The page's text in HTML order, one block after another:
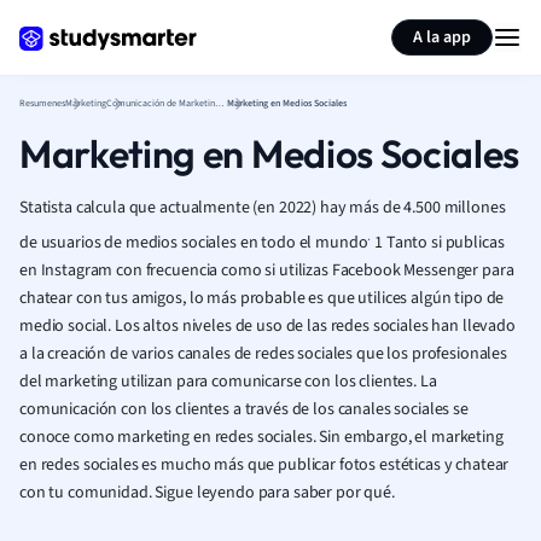
A la app
ResumenesMarketing Comunicación de Marketing Integrada Marketing en Medios Sociales
Marketing en Medios Sociales
Statista calcula que actualmente (en 2022) hay más de 4.500 millones
de usuarios de medios sociales en todo el mundo. 1 Tanto si publicas
en Instagram con frecuencia como si utilizas Facebook Messenger para
chatear con tus amigos, lo más probable es que utilices algún tipo de
medio social. Los altos niveles de uso de las redes sociales han llevado
a la creación de varios canales de redes sociales que los profesionales
del marketing utilizan para comunicarse con los clientes. La
comunicación con los clientes a través de los canales sociales se
conoce como marketing en redes sociales. Sin embargo, el marketing
en redes sociales es mucho más que publicar fotos estéticas y chatear
con tu comunidad. Sigue leyendo para saber por qué.
Resumir página